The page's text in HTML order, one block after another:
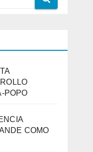
POPO
COMO